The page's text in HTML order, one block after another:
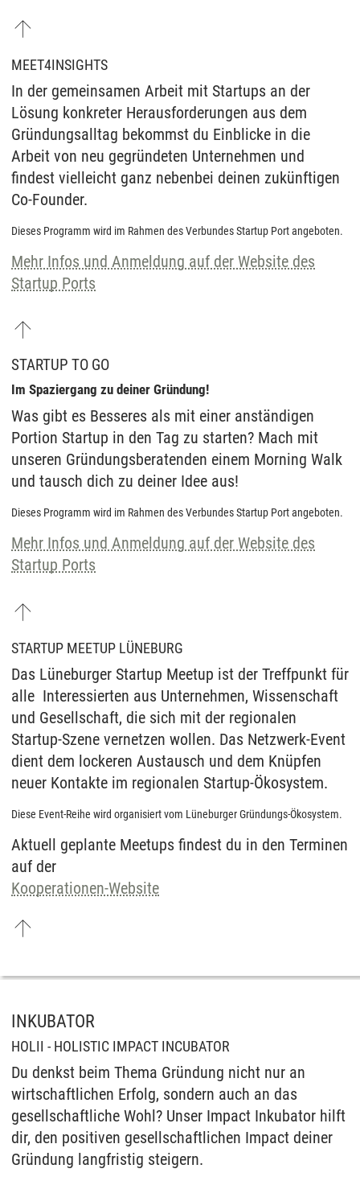
MEET4INSIGHTS
In der gemeinsamen Arbeit mit Startups an der
Lösung konkreter Herausforderungen aus dem
Gründungsalltag bekommst du Einblicke in die
Arbeit von neu gegründeten Unternehmen und
findest vielleicht ganz nebenbei deinen zukünftigen
Co-Founder.
Dieses Programm wird im Rahmen des Verbundes Startup Port angeboten.
Mehr Infos und Anmeldung auf der Website des
Startup Ports
STARTUP TO GO
Im Spaziergang zu deiner Gründung!
Was gibt es Besseres als mit einer anständigen
Portion Startup in den Tag zu starten? Mach mit
unseren Gründungsberatenden einem Morning Walk
und tausch dich zu deiner Idee aus!
Dieses Programm wird im Rahmen des Verbundes Startup Port angeboten.
Mehr Infos und Anmeldung auf der Website des
Startup Ports
STARTUP MEETUP LÜNEBURG
Das Lüneburger Startup Meetup ist der Treffpunkt für
alle Interessierten aus Unternehmen, Wissenschaft
und Gesellschaft, die sich mit der regionalen
Startup-Szene vernetzen wollen. Das Netzwerk-Event
dient dem lockeren Austausch und dem Knüpfen
neuer Kontakte im regionalen Startup-Ökosystem.
Diese Event-Reihe wird organisiert vom Lüneburger Gründungs-Ökosystem.
Aktuell geplante Meetups findest du in den Terminen
auf der
Kooperationen-Website
INKUBATOR
HOLII - HOLISTIC IMPACT INCUBATOR
Du denkst beim Thema Gründung nicht nur an
wirtschaftlichen Erfolg, sondern auch an das
gesellschaftliche Wohl? Unser Impact Inkubator hilft
dir, den positiven gesellschaftlichen Impact deiner
Gründung langfristig steigern.